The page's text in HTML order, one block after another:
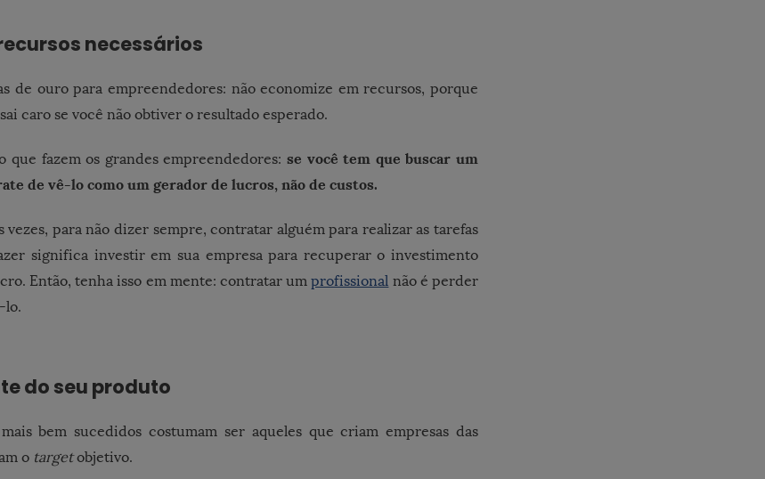
necessários
de ouro para empreendedores: não economize em recursos, porque
caro se você não obtiver o resultado esperado.
que fazem os grandes empreendedores: se você tem que buscar um
de vê-lo como um gerador de lucros, não de custos.
vezes, para não dizer sempre, contratar alguém para realizar as tarefas
significa investir em sua empresa para recuperar o investimento
Então, tenha isso em mente: contratar umprofissional não é perder
lo.
do seu produto
bem sucedidos costumam ser aqueles que criam empresas das
o targetobjetivo.